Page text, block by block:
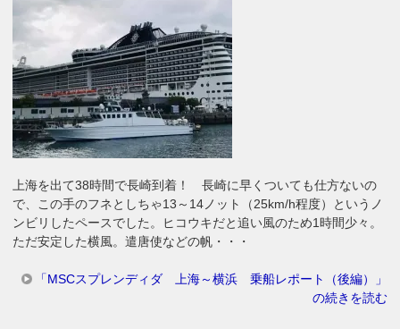
上海を出て38時間で長崎到着！ 長崎に早くついても仕方ないの
で、この手のフネとしちゃ13～14ノット（25km/h程度）というノ
ンビリしたペースでした。ヒコウキだと追い風のため1時間少々。
ただ安定した横風。遣唐使などの帆・・・
「MSCスプレンディダ 上海～横浜 乗船レポート（後編）」
の続きを読む